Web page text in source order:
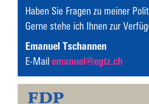
Haben Sie Fragen zu meiner
Gerne stehe ich Ihnen zur
Emanuel Tschannen
E-Mail emanuel@egtz.ch